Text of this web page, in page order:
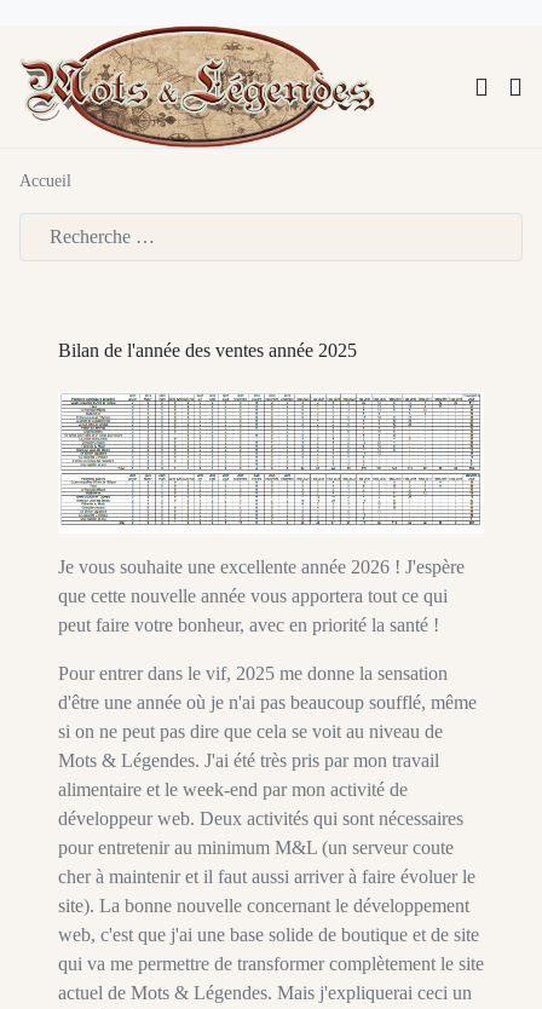
Accueil
Bilan de l'année des ventes année 2025
Je vous souhaite une excellente année 2026 ! J'espère
que cette nouvelle année vous apportera tout ce qui
peut faire votre bonheur, avec en priorité la santé !
Pour entrer dans le vif, 2025 me donne la sensation
d'être une année où je n'ai pas beaucoup soufflé, même
si on ne peut pas dire que cela se voit au niveau de
Mots & Légendes. J'ai été très pris par mon travail
alimentaire et le week-end par mon activité de
développeur web. Deux activités qui sont nécessaires
pour entretenir au minimum M&L (un serveur coute
cher à maintenir et il faut aussi arriver à faire évoluer le
site). La bonne nouvelle concernant le développement
web, c'est que j'ai une base solide de boutique et de site
qui va me permettre de transformer complètement le site
actuel de Mots & Légendes. Mais j'expliquerai ceci un